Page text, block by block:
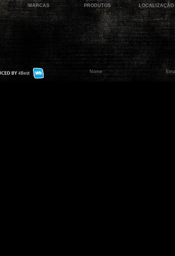
MARCAS PRODUTOS LOCALIZAÇÃO